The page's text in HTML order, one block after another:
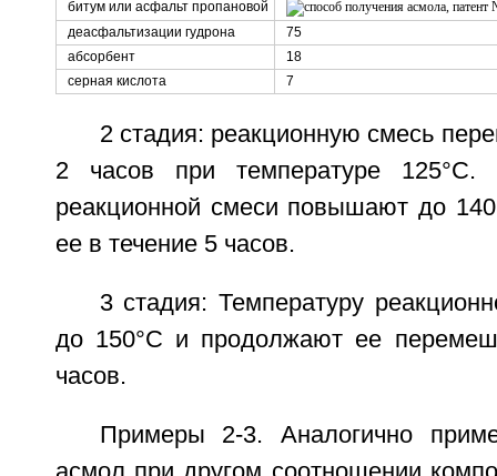
битум или асфальт пропановой
деасфальтизации гудрона
75
абсорбент
18
серная кислота
7
2 стадия: реакционную смесь
2 часов при температуре 125°C.
реакционной смеси повышают до
ее в течение 5 часов.
3 стадия: Температуру
до 150°C и продолжают ее
часов.
Примеры 2-3. Аналогично